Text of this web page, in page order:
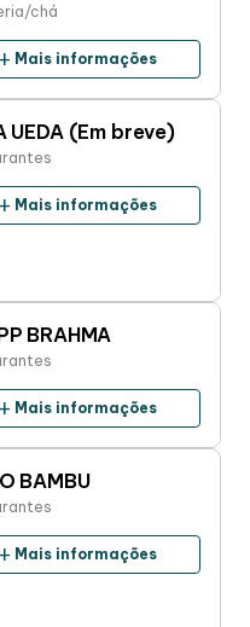
chá
add Mais informações
UEDA (Em breve)
add Mais informações
BRAHMA
add Mais informações
BAMBU
add Mais informações